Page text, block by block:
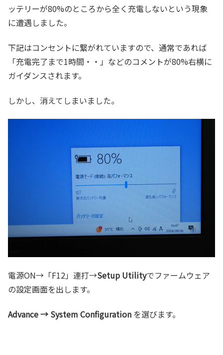
ッテリーが80%のところから全く充電しないという現象
に遭遇しました。
下記はコンセントに繋がれていますので、通常であれば
「充電完了まで1時間・・」などのコメントが80%右横に
ガイダンスされます。
しかし、消えてしまいました。
電源ON→「F12」連打→Setup Utilityでファームウェア
の設定画面を出します。
Advance → System Configuration を選びます。